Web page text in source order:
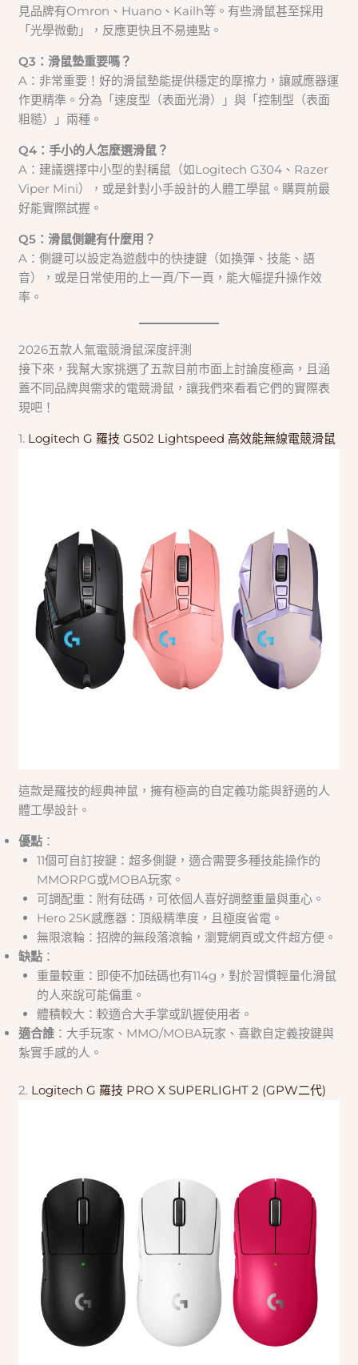
見品牌有Omron、Huano、Kailh等。有些滑鼠甚至採用
「光學微動」，反應更快且不易連點。
Q3：滑鼠墊重要嗎？
A：非常重要！好的滑鼠墊能提供穩定的摩擦力，讓感應器運
作更精準。分為「速度型（表面光滑）」與「控制型（表面
粗糙）」兩種。
Q4：手小的人怎麼選滑鼠？
A：建議選擇中小型的對稱鼠（如Logitech G304、Razer
Viper Mini），或是針對小手設計的人體工學鼠。購買前最
好能實際試握。
Q5：滑鼠側鍵有什麼用？
A：側鍵可以設定為遊戲中的快捷鍵（如換彈、技能、語
音），或是日常使用的上一頁/下一頁，能大幅提升操作效
率。
2026五款人氣電競滑鼠深度評測
接下來，我幫大家挑選了五款目前市面上討論度極高，且涵
蓋不同品牌與需求的電競滑鼠，讓我們來看看它們的實際表
現吧！
1. Logitech G 羅技 G502 Lightspeed 高效能無線電競滑鼠
這款是羅技的經典神鼠，擁有極高的自定義功能與舒適的人
體工學設計。
優點 ：
11個可自訂按鍵：超多側鍵，適合需要多種技能操作的
MMORPG或MOBA玩家。
可調配重：附有砝碼，可依個人喜好調整重量與重心。
Hero 25K感應器：頂級精準度，且極度省電。
無限滾輪：招牌的無段落滾輪，瀏覽網頁或文件超方便。
缺點 ：
重量較重：即使不加砝碼也有114g，對於習慣輕量化滑鼠
的人來說可能偏重。
體積較大：較適合大手掌或趴握使用者。
適合誰 ：大手玩家、MMO/MOBA玩家、喜歡自定義按鍵與
紮實手感的人。
2. Logitech G 羅技 PRO X SUPERLIGHT 2 (GPW二代)